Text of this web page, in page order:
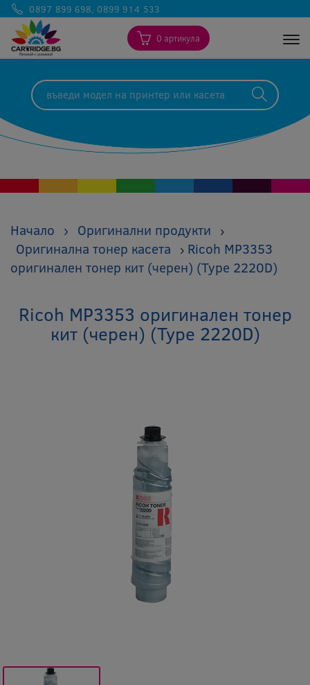
0897 899 698, 0899 914 533
0 артикула
Начало › Оригинални продукти ›
Оригинална тонер касета › Ricoh MP3353
оригинален тонер кит (черен) (Type 2220D)
Ricoh MP3353 оригинален тонер
кит (черен) (Type 2220D)